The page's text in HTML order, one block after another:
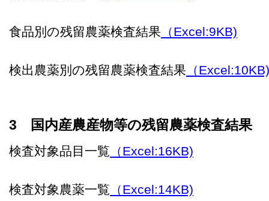
食品別の残留農薬検査結果 （Excel:9KB)
検出農薬別の残留農薬検査結果 （Excel:10KB)
3 国内産農産物等の残留農薬検査結果
検査対象品目一覧 （Excel:16KB)
検査対象農薬一覧 （Excel:14KB)